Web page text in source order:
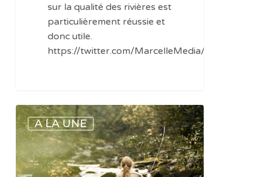
sur la qualité des rivières est
particulièrement réussie et
donc utile.
https://twitter.com/MarcelleMedia/status/
Quand
le
silence
devient
une
A LA UNE